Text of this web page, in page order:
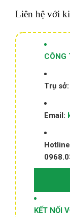
Liên hệ với
CÔNG
Trụ sở:
Email:
KẾT NỐI